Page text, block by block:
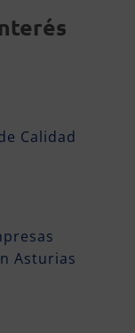
Calidad
Asturias